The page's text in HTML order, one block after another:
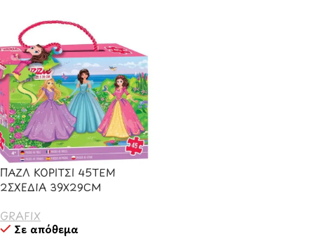
ΠΑΖΛ ΚΟΡΙΤΣΙ 45ΤΕΜ
2ΣΧΕΔΙΑ 39Χ29CM
GRAFIX
Σε απόθεμα